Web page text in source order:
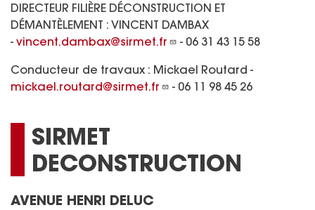
DIRECTEUR FILIÈRE DÉCONSTRUCTION ET
DÉMANTÈLEMENT : VINCENT DAMBAX
- vincent.dambax@sirmet.fr
- 06 31 43 15 58
Conducteur de travaux : Mickael Routard -
mickael.routard@sirmet.fr
- 06 11 98 45 26
SIRMET
DECONSTRUCTION
AVENUE HENRI DELUC